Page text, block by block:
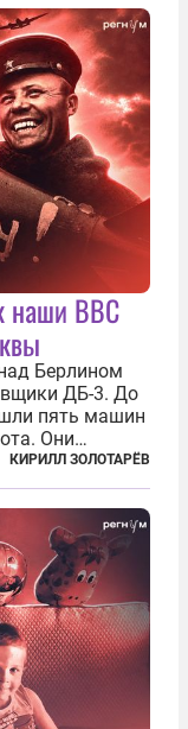
наши ВВС
Берлином
ДБ-3. До
пять машин
Они
в тот момент
идет где-то
КИРИЛЛ ЗОЛОТАРЁВ